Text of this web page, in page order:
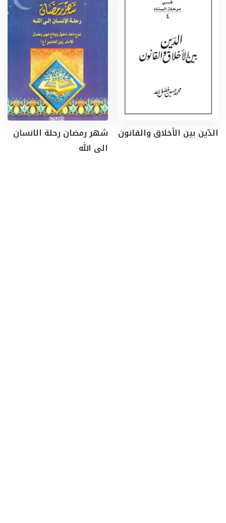
الدّين بين الأخلاق والقانون
شهر رمضان رحلة الانسان
الى الله